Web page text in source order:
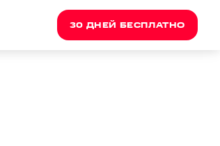
30 ДНЕЙ БЕСПЛАТНО